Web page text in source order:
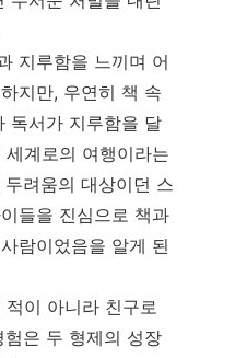
지루함을 느끼며 어
지만, 우연히 책 속
독서가 지루함을 달
계로의 여행이라는
려움의 대상이던 스
들을 진심으로 책과
람이었음을 알게 된
이 아니라 친구로
은 두 형제의 성장